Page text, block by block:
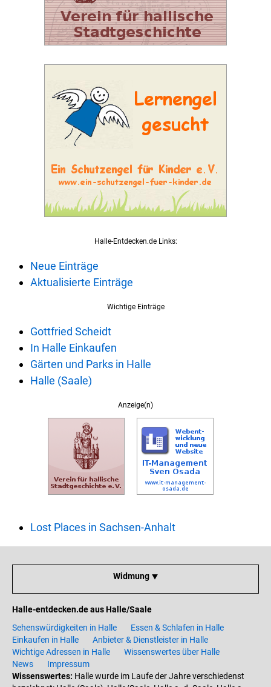
Halle-Entdecken.de Links:
Neue Einträge
Aktualisierte Einträge
Wichtige Einträge
Gottfried Scheidt
In Halle Einkaufen
Gärten und Parks in Halle
Halle (Saale)
Anzeige(n)
Lost Places in Sachsen-Anhalt
Widmung ⯆
Halle-entdecken.de aus Halle/Saale
Sehenswürdigkeiten in Halle
Essen & Schlafen in Halle
Einkaufen in Halle
Anbieter & Dienstleister in Halle
Wichtige Adressen in Halle
Wissenswertes über Halle
News
Impressum
Wissenswertes: Halle wurde im Laufe der Jahre verschiedenst